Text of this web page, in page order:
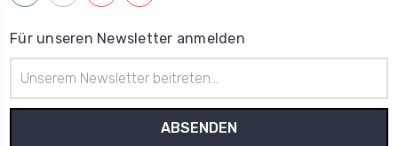
Für unseren Newsletter anmelden
Mail-
Adresse